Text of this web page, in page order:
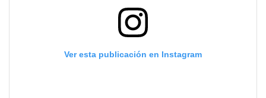
Ver esta publicación en Instagram